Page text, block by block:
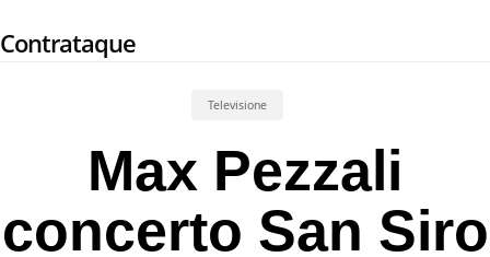
to
Contrataque
Televisione
Max Pezzali
concerto San Siro